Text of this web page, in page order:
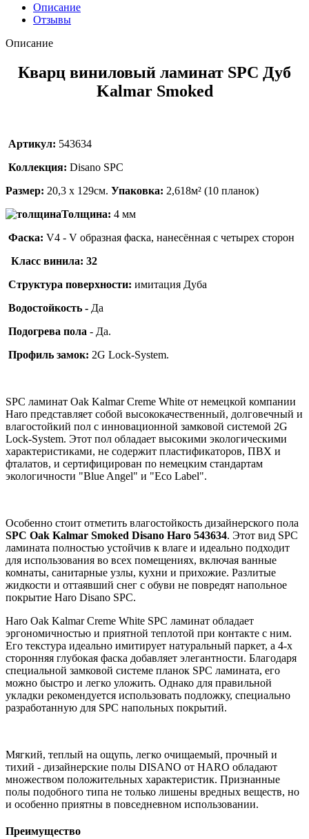
Описание
Отзывы
Описание
Кварц виниловый ламинат SPC Дуб
Kalmar Smoked
Артикул: 543634
Коллекция: Disano SPC
Размер: 20,3 х 129см. Упаковка: 2,618м² (10 планок)
Толщина: 4 мм
Фаска: V4 - V образная фаска, нанесённая с четырех сторон
Класс винила: 32
Структура поверхности: имитация Дуба
Водостойкость - Да
Подогрева пола - Да.
Профиль замок: 2G Lock‐System.
SPC ламинат Oak Kalmar Creme White от немецкой компании
Haro представляет собой высококачественный, долговечный и
влагостойкий пол с инновационной замковой системой 2G
Lock-System. Этот пол обладает высокими экологическими
характеристиками, не содержит пластификаторов, ПВХ и
фталатов, и сертифицирован по немецким стандартам
экологичности "Blue Angel" и "Eco Label".
Особенно стоит отметить влагостойкость дизайнерского пола
SPC Oak Kalmar Smoked Disano Haro 543634. Этот вид SPC
ламината полностью устойчив к влаге и идеально подходит
для использования во всех помещениях, включая ванные
комнаты, санитарные узлы, кухни и прихожие. Разлитые
жидкости и оттаявший снег с обуви не повредят напольное
покрытие Haro Disano SPC.
Haro Oak Kalmar Creme White SPC ламинат обладает
эргономичностью и приятной теплотой при контакте с ним.
Его текстура идеально имитирует натуральный паркет, а 4-х
сторонняя глубокая фаска добавляет элегантности. Благодаря
специальной замковой системе планок SPC ламината, его
можно быстро и легко уложить. Однако для правильной
укладки рекомендуется использовать подложку, специально
разработанную для SPC напольных покрытий.
Мягкий, теплый на ощупь, легко очищаемый, прочный и
тихий - дизайнерские полы DISANO от HARO обладают
множеством положительных характеристик. Признанные
полы подобного типа не только лишены вредных веществ, но
и особенно приятны в повседневном использовании.
Преимущество